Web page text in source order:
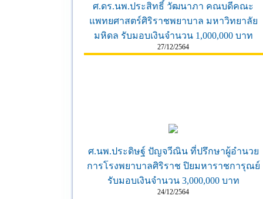
ศ.ดร.นพ.ประสิทธิ์ วัฒนาภา คณบดีคณะ
แพทยศาสตร์ศิริราชพยาบาล มหาวิทยาลัย
มหิดล รับมอบเงินจำนวน 1,000,000 บาท
27/12/2564
ศ.นพ.ประดิษฐ์ ปัญจวีณิน ที่ปรึกษาผู้อำนวย
การโรงพยาบาลศิริราช ปิยมหาราชการุณย์
รับมอบเงินจำนวน 3,000,000 บาท
24/12/2564